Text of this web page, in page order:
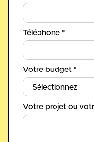
Téléphone *
Votre budget *
Votre projet ou